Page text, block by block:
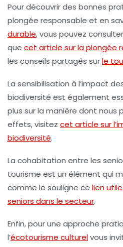
Pour découvrir des bonnes
plongée responsable et en
durable, vous pouvez
que cet article sur la plongée
les conseils partagés surle
La sensibilisation à l’impact
biodiversité est également
plus sur la manière dont nous
effets, visitez cet article sur
biodiversité.
La cohabitation entre les
tourisme est un élément qui
comme le souligne ce lien
seniors dans le secteur.
Enfin, pour une approche
l’écotourisme culturelvous